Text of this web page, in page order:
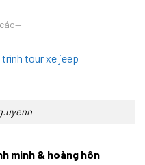
tour xe jeep
minh & hoàng hôn